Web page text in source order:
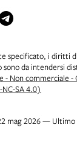
specificato, i diritti
sono da intendersi
- Non commerciale -
SA 4.0)
mag 2026 — Ultimo